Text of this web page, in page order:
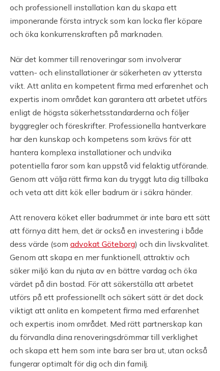
och professionell installation kan du skapa ett
imponerande första intryck som kan locka fler köpare
och öka konkurrenskraften på marknaden.
När det kommer till renoveringar som involverar
vatten- och elinstallationer är säkerheten av yttersta
vikt. Att anlita en kompetent firma med erfarenhet och
expertis inom området kan garantera att arbetet utförs
enligt de högsta säkerhetsstandarderna och följer
byggregler och föreskrifter. Professionella hantverkare
har den kunskap och kompetens som krävs för att
hantera komplexa installationer och undvika
potentiella faror som kan uppstå vid felaktig utförande.
Genom att välja rätt firma kan du tryggt luta dig tillbaka
och veta att ditt kök eller badrum är i säkra händer.
Att renovera köket eller badrummet är inte bara ett sätt
att förnya ditt hem, det är också en investering i både
dess värde (som advokat Göteborg) och din livskvalitet.
Genom att skapa en mer funktionell, attraktiv och
säker miljö kan du njuta av en bättre vardag och öka
värdet på din bostad. För att säkerställa att arbetet
utförs på ett professionellt och säkert sätt är det dock
viktigt att anlita en kompetent firma med erfarenhet
och expertis inom området. Med rätt partnerskap kan
du förvandla dina renoveringsdrömmar till verklighet
och skapa ett hem som inte bara ser bra ut, utan också
fungerar optimalt för dig och din familj.